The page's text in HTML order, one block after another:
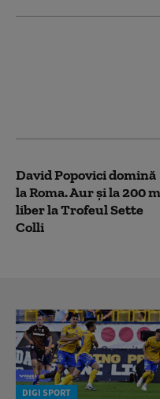
David Popovici domină
la Roma. Aur și la 200 m
liber la Trofeul Sette
Colli
DIGI SPORT